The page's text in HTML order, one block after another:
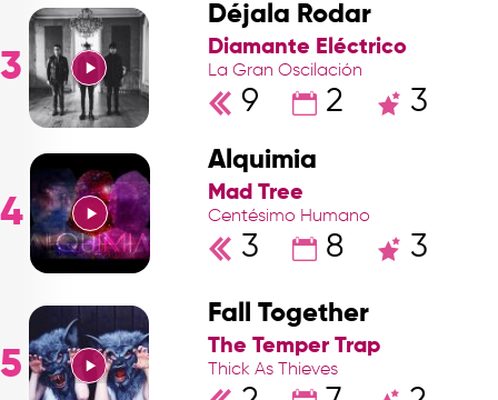
3
Déjala Rodar
Diamante Eléctrico
La Gran Oscilación
9 2 3
4
Alquimia
Mad Tree
Centésimo Humano
3 8 3
5
Fall Together
The Temper Trap
Thick As Thieves